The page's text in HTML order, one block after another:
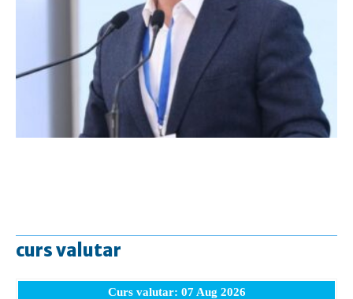
curs valutar
Curs valutar: 07 Aug 2026